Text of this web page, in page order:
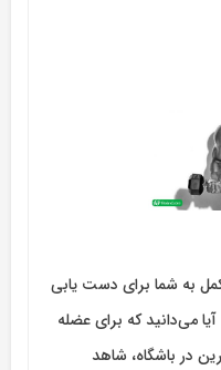
به شما برای دست یابی
می‌دانید که برای عضله
در باشگاه، شاهد